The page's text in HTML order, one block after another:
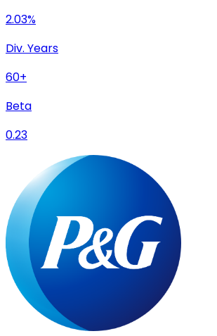
2.03%
Div. Years
60+
Beta
0.23